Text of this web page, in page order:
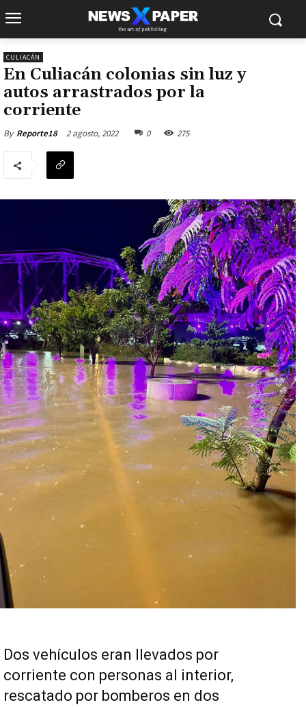
CULIACÁN
En Culiacán colonias sin luz y
autos arrastrados por la
corriente
By Reporte18 2 agosto, 2022 0 275
Dos vehículos eran llevados por
corriente con personas al interior,
rescatado por bomberos en dos